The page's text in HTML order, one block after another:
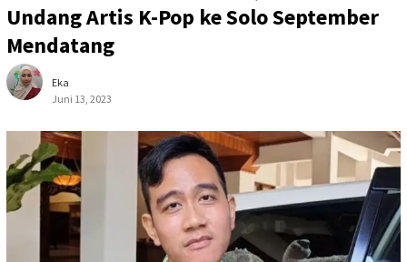
Undang Artis K-Pop ke Solo September
Mendatang
Eka
Juni 13, 2023